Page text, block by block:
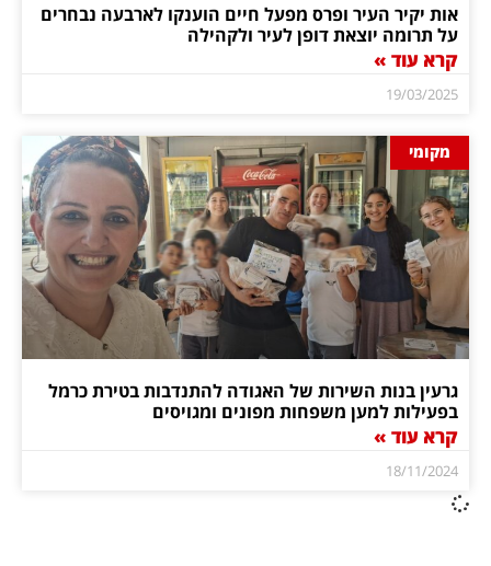
אות יקיר העיר ופרס מפעל חיים הוענקו לארבעה נבחרים
על תרומה יוצאת דופן לעיר ולקהילה
קרא עוד »
19/03/2025
מקומי
גרעין בנות השירות של האגודה להתנדבות בטירת כרמל
בפעילות למען משפחות מפונים ומגויסים
קרא עוד »
18/11/2024